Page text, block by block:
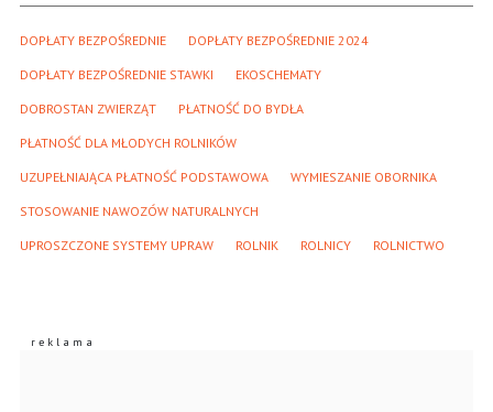
DOPŁATY BEZPOŚREDNIE DOPŁATY BEZPOŚREDNIE 2024
DOPŁATY BEZPOŚREDNIE STAWKI EKOSCHEMATY
DOBROSTAN ZWIERZĄT PŁATNOŚĆ DO BYDŁA
PŁATNOŚĆ DLA MŁODYCH ROLNIKÓW
UZUPEŁNIAJĄCA PŁATNOŚĆ PODSTAWOWA WYMIESZANIE OBORNIKA
STOSOWANIE NAWOZÓW NATURALNYCH
UPROSZCZONE SYSTEMY UPRAW ROLNIK ROLNICY ROLNICTWO